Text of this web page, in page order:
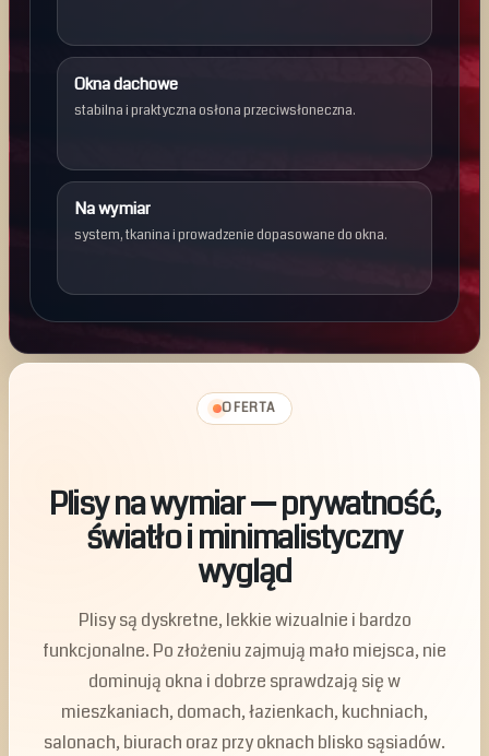
Okna dachowe
stabilna i praktyczna osłona przeciwsłoneczna.
Na wymiar
system, tkanina i prowadzenie dopasowane do okna.
OFERTA
Plisy na wymiar — prywatność,
światło i minimalistyczny
wygląd
Plisy są dyskretne, lekkie wizualnie i bardzo
funkcjonalne. Po złożeniu zajmują mało miejsca, nie
dominują okna i dobrze sprawdzają się w
mieszkaniach, domach, łazienkach, kuchniach,
salonach, biurach oraz przy oknach blisko sąsiadów.